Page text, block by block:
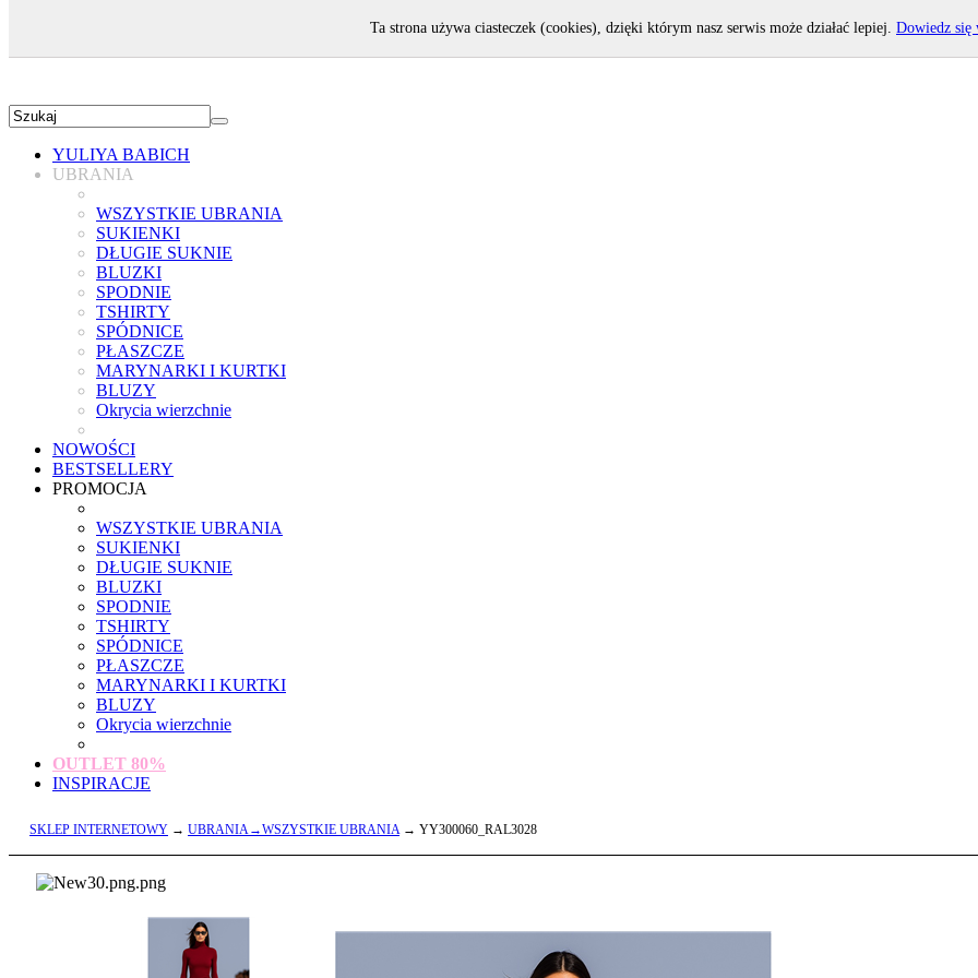
YULIYA BABICH
UBRANIA
WSZYSTKIE UBRANIA
SUKIENKI
DŁUGIE SUKNIE
BLUZKI
SPODNIE
TSHIRTY
SPÓDNICE
PŁASZCZE
MARYNARKI I KURTKI
BLUZY
Okrycia wierzchnie
NOWOŚCI
BESTSELLERY
PROMOCJA
WSZYSTKIE UBRANIA
SUKIENKI
DŁUGIE SUKNIE
BLUZKI
SPODNIE
TSHIRTY
SPÓDNICE
PŁASZCZE
MARYNARKI I KURTKI
BLUZY
Okrycia wierzchnie
OUTLET 80%
INSPIRACJE
SKLEP INTERNETOWY → UBRANIA→WSZYSTKIE UBRANIA→ YY300060_RAL3028
Ta strona używa ciasteczek (cookies), dzięki którym nasz serwis może działać lepiej. Dowiedz się